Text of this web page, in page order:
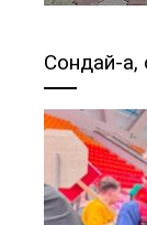
Сондай-